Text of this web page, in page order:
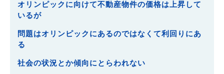
オリンピックに向けて不動産物件の価格は上昇して
いるが
問題はオリンピックにあるのではなくて利回りにあ
る
社会の状況とか傾向にとらわれない